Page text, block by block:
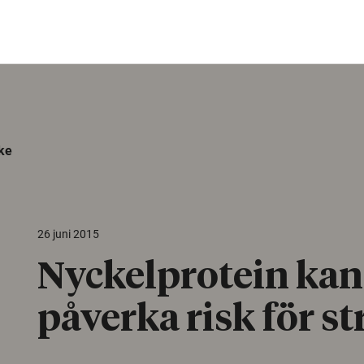
26 juni 2015
Nyckelprotein kan
påverka risk för